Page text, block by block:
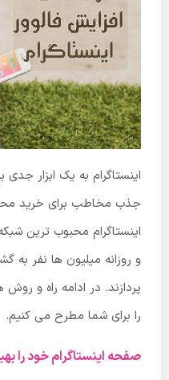
اینستاگرام به یک ابزار جدی
جذب مخاطب برای خرید
اینستاگرام محبوب ترین
و روزانه میلیون ها نفر به
پردازند. در ادامه راه و روش
را برای شما مطرح می کنیم.
صفحه اینستاگرام خود را